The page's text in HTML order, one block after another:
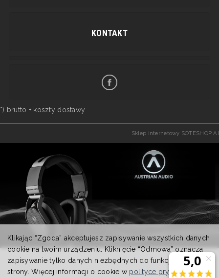
KONTAKT
*) brutto + koszty dostawy
Sklep internetowy SOTESHOP AI
Klikając “Zgoda” akceptujesz zapisywanie wszystkich danych
cookie na twoim urządzeniu. Kliknięcie “Odmowa” oznacza
zapisywanie tylko danych niezbędnych do funkcjonowania
strony. Więcej informacji o cookie w polityce prywatności.